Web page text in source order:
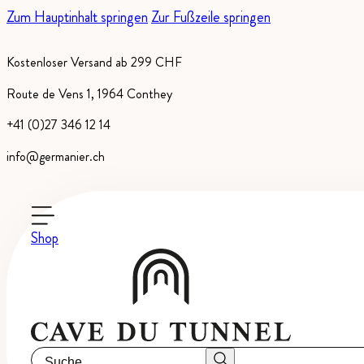
Zum Hauptinhalt springen Zur Fußzeile springen
Kostenloser Versand ab 299 CHF
Route de Vens 1, 1964 Conthey
+41 (0)27 346 12 14
info@germanier.ch
Shop
Suche
ANWENDUNGSBEREICH
Die Allgemeinen Geschäftsbedingungen
selbstverständlich sowohl auf Kundinnen als